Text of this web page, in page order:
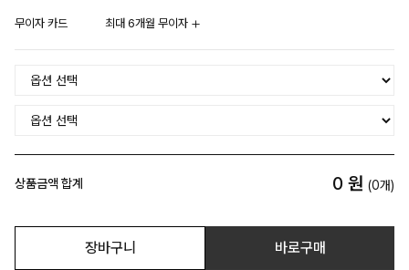
무이자 카드 최대 6개월 무이자
상품금액 합계 0 원 (0개)
장바구니 바로구매